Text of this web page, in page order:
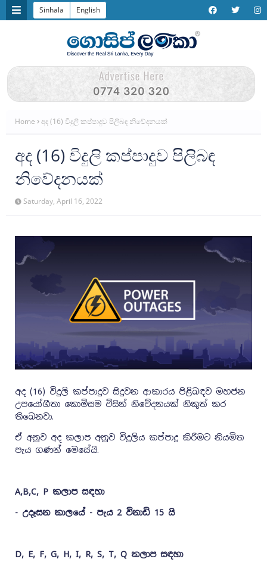
Sinhala English
Home අද (16) විදුලි කප්පාදුව පිලිබඳ නිවේදනයක්
අද (16) විදුලි කප්පාදුව පිලිබඳ
නිවේදනයක්
Saturday, April 16, 2022
අද (16) විදුලි කප්පාදුව සිදුවන ආකාරය පිළිබඳව මහජන
උපයෝගීතා කොමිසම විසින් නිවේදනයක් නිකුත් කර
තිබෙනවා.
ඒ අනුව අද කලාප අනුව විදුලිය කප්පාදු කිරීමට නියමිත
පැය ගණන් මෙසේයි.
A,B,C, P කලාප සඳහා
- උදෑසන කාලයේ - පැය 2 විනාඩි 15 යි
D, E, F, G, H, I, R, S, T, Q කලාප සඳහා